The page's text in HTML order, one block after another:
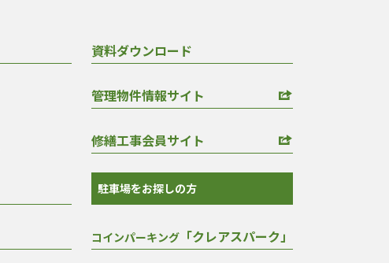
資料ダウンロード
管理物件情報サイト
修繕工事会員サイト
駐車場をお探しの方
コインパーキング「クレアスパーク」